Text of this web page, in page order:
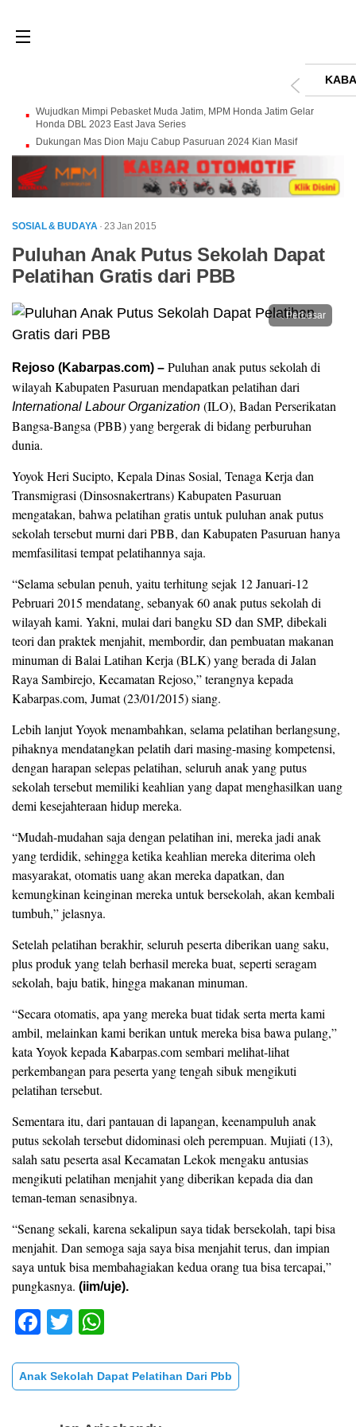
Wujudkan Mimpi Pebasket Muda Jatim, MPM Honda Jatim Gelar
Honda DBL 2023 East Java Series
Dukungan Mas Dion Maju Cabup Pasuruan 2024 Kian Masif
SOSIAL & BUDAYA · 23 Jan 2015
Puluhan Anak Putus Sekolah Dapat
Pelatihan Gratis dari PBB
Perbesar
Rejoso (Kabarpas.com) – Puluhan anak putus sekolah di
wilayah Kabupaten Pasuruan mendapatkan pelatihan dari
International Labour Organization (ILO), Badan Perserikatan
Bangsa-Bangsa (PBB) yang bergerak di bidang perburuhan
dunia.
Yoyok Heri Sucipto, Kepala Dinas Sosial, Tenaga Kerja dan
Transmigrasi (Dinsosnakertrans) Kabupaten Pasuruan
mengatakan, bahwa pelatihan gratis untuk puluhan anak putus
sekolah tersebut murni dari PBB, dan Kabupaten Pasuruan hanya
memfasilitasi tempat pelatihannya saja.
“Selama sebulan penuh, yaitu terhitung sejak 12 Januari-12
Pebruari 2015 mendatang, sebanyak 60 anak putus sekolah di
wilayah kami. Yakni, mulai dari bangku SD dan SMP, dibekali
teori dan praktek menjahit, membordir, dan pembuatan makanan
minuman di Balai Latihan Kerja (BLK) yang berada di Jalan
Raya Sambirejo, Kecamatan Rejoso,” terangnya kepada
Kabarpas.com, Jumat (23/01/2015) siang.
Lebih lanjut Yoyok menambahkan, selama pelatihan berlangsung,
pihaknya mendatangkan pelatih dari masing-masing kompetensi,
dengan harapan selepas pelatihan, seluruh anak yang putus
sekolah tersebut memiliki keahlian yang dapat menghasilkan uang
demi kesejahteraan hidup mereka.
“Mudah-mudahan saja dengan pelatihan ini, mereka jadi anak
yang terdidik, sehingga ketika keahlian mereka diterima oleh
masyarakat, otomatis uang akan mereka dapatkan, dan
kemungkinan keinginan mereka untuk bersekolah, akan kembali
tumbuh,” jelasnya.
Setelah pelatihan berakhir, seluruh peserta diberikan uang saku,
plus produk yang telah berhasil mereka buat, seperti seragam
sekolah, baju batik, hingga makanan minuman.
“Secara otomatis, apa yang mereka buat tidak serta merta kami
ambil, melainkan kami berikan untuk mereka bisa bawa pulang,”
kata Yoyok kepada Kabarpas.com sembari melihat-lihat
perkembangan para peserta yang tengah sibuk mengikuti
pelatihan tersebut.
Sementara itu, dari pantauan di lapangan, keenampuluh anak
putus sekolah tersebut didominasi oleh perempuan. Mujiati (13),
salah satu peserta asal Kecamatan Lekok mengaku antusias
mengikuti pelatihan menjahit yang diberikan kepada dia dan
teman-teman senasibnya.
“Senang sekali, karena sekalipun saya tidak bersekolah, tapi bisa
menjahit. Dan semoga saja saya bisa menjahit terus, dan impian
saya untuk bisa membahagiakan kedua orang tua bisa tercapai,”
pungkasnya. (iim/uje).
F
c
e
T
tt
er
at
s
Anak Sekolah Dapat Pelatihan Dari Pbb